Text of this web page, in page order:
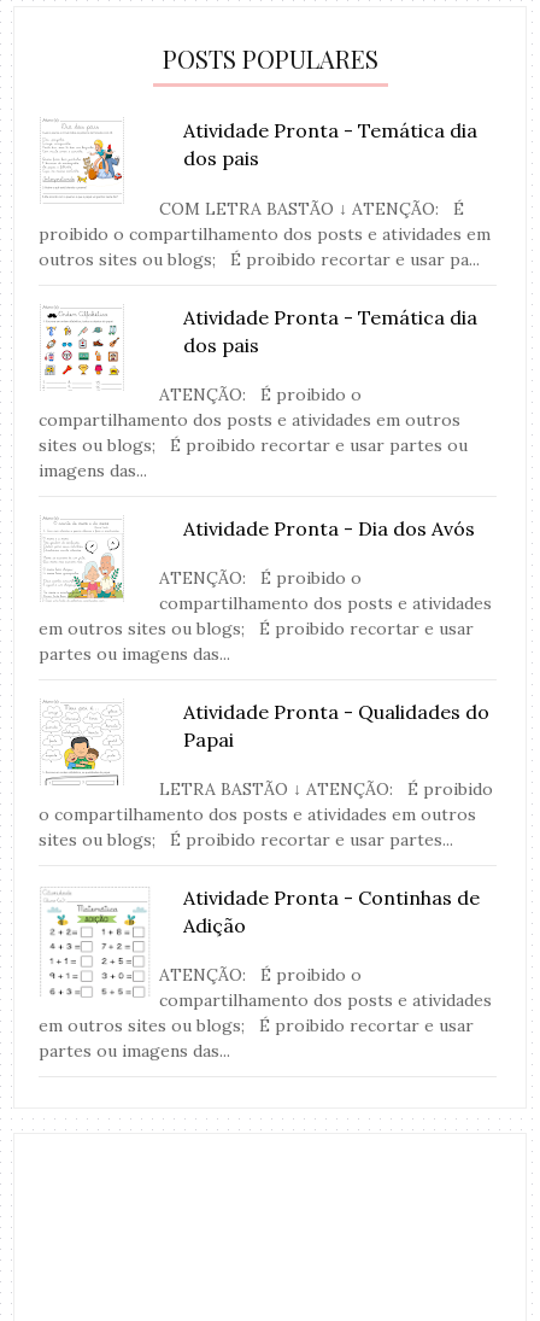
POSTS POPULARES
Atividade Pronta - Temática dia
dos pais
COM LETRA BASTÃO ↓ ATENÇÃO: É
proibido o compartilhamento dos posts e atividades em
outros sites ou blogs; É proibido recortar e usar pa...
Atividade Pronta - Temática dia
dos pais
ATENÇÃO: É proibido o
compartilhamento dos posts e atividades em outros
sites ou blogs; É proibido recortar e usar partes ou
imagens das...
Atividade Pronta - Dia dos Avós
ATENÇÃO: É proibido o
compartilhamento dos posts e atividades
em outros sites ou blogs; É proibido recortar e usar
partes ou imagens das...
Atividade Pronta - Qualidades do
Papai
LETRA BASTÃO ↓ ATENÇÃO: É proibido
o compartilhamento dos posts e atividades em outros
sites ou blogs; É proibido recortar e usar partes...
Atividade Pronta - Continhas de
Adição
ATENÇÃO: É proibido o
compartilhamento dos posts e atividades
em outros sites ou blogs; É proibido recortar e usar
partes ou imagens das...